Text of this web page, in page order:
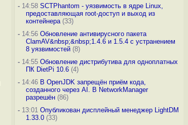
-14:58 SCTPhantom - уязвимость в ядре Linux,
предоставляющая root-доступ и выход из
контейнера(33)
-14:56 Обновление антивирусного пакета
ClamAV&nbsp;&nbsp;1.4.6 и 1.5.4 с устранением
8 уязвимостей(8)
-14:55 Обновление дистрибутива для одноплатных
ПК DietPi 10.6(4)
-14:46 В OpenJDK запрещён приём кода,
созданного через AI. В NetworkManager
разрешён(86)
-13:01 Опубликован дисплейный менеджер LightDM
1.33.0(33)